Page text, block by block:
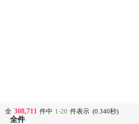
全 308,711 件中 1-20 件表示 (0.340秒)
全件